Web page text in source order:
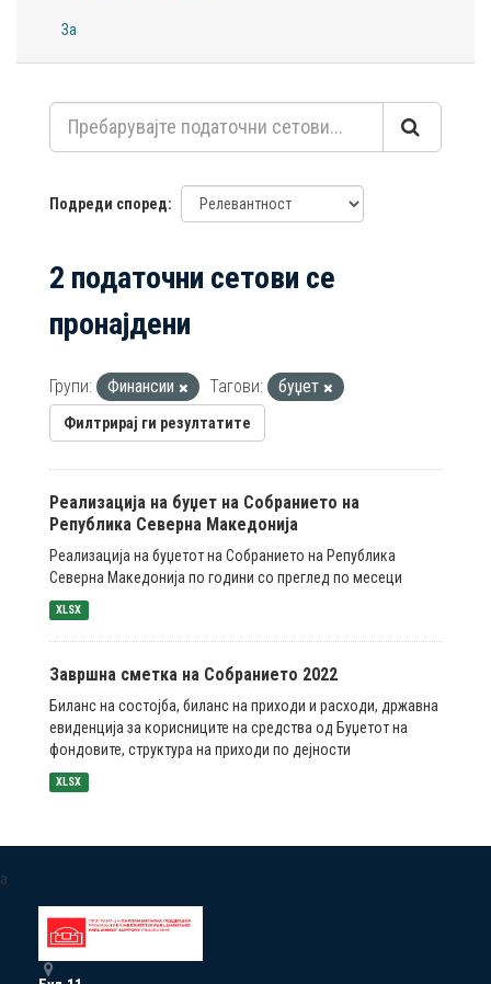
За
Подреди според
2 податочни сетови се
пронајдени
Групи: Финансии Тагови: буџет
Филтрирај ги резултатите
Реализација на буџет на Собранието на
Република Северна Македонија
Реализација на буџетот на Собранието на Република
Северна Македонија по години со преглед по месеци
XLSX
Завршна сметка на Собранието 2022
Биланс на состојба, биланс на приходи и расходи, државна
евиденција за корисниците на средства од Буџетот на
фондовите, структура на приходи по дејности
XLSX
a